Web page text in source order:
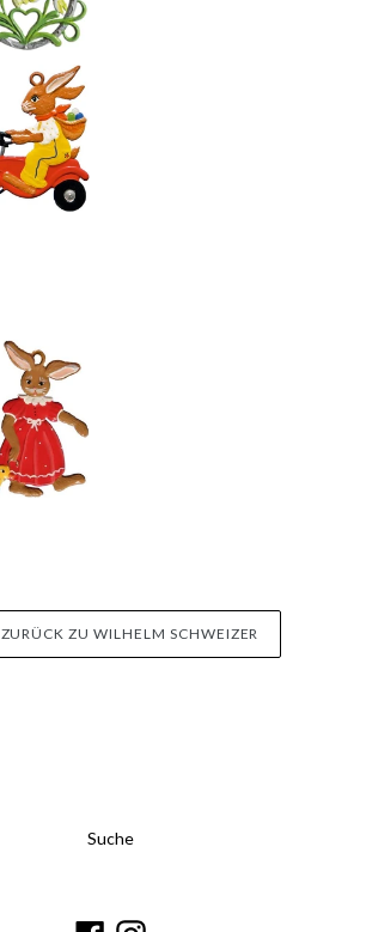
ZURÜCK ZU WILHELM SCHWEIZER
Suche